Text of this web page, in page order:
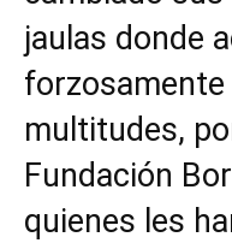
jaulas donde
forzosamente
multitudes,
Fundación
quienes les